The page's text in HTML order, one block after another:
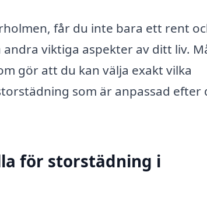
får du inte bara ett rent
viktiga aspekter av ditt liv.
gör att du kan välja exakt vilka
som är anpassad efter
för storstädning i